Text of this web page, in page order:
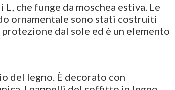
che funge da moschea estiva. Le
ornamentale sono stati costruiti
dal sole ed è un elemento
del legno. È decorato con